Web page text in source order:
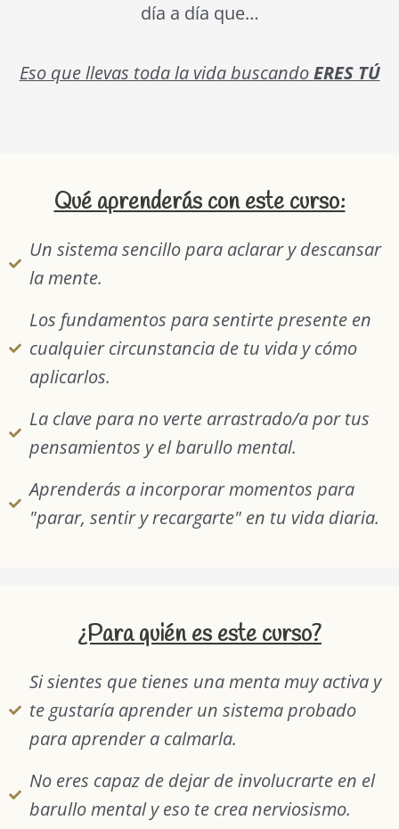
día a día que…
Eso que llevas toda la vida buscandoERES TÚ
Qué aprenderás con este curso:
Un sistema sencillo para aclarar y descansar
la mente.
Los fundamentos para sentirte presente en
cualquier circunstancia de tu vida y cómo
aplicarlos.
La clave para no verte arrastrado/a por tus
pensamientos y el barullo mental.
Aprenderás a incorporar momentos para
"parar, sentir y recargarte" en tu vida diaria.
¿Para quién es este curso?
Si sientes que tienes una menta muy activa y
te gustaría aprender un sistema probado
para aprender a calmarla.
No eres capaz de dejar de involucrarte en el
barullo mental y eso te crea nerviosismo.